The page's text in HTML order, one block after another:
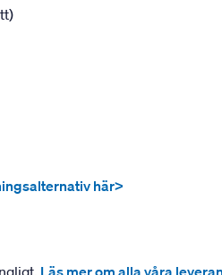
här>
Läs mer om alla våra